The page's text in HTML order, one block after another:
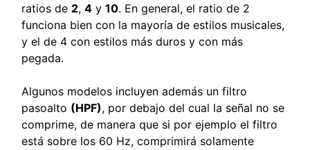
ratios de 2,4 y10. En general, el ratio de 2
funciona bien con la mayoría de estilos musicales,
y el de 4 con estilos más duros y con más
pegada.
Algunos modelos incluyen además un filtro
pasoalto (HPF), por debajo del cual la señal no se
comprime, de manera que si por ejemplo el filtro
está sobre los 60 Hz, comprimirá solamente